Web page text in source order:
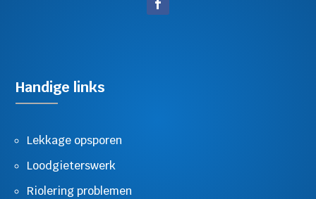
Handige links
Lekkage opsporen
Loodgieterswerk
Riolering problemen